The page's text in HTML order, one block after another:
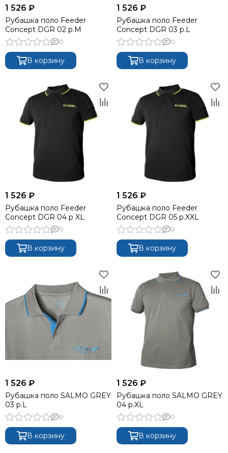
1 526 ₽
Рубашка поло Feeder
Concept DGR 02 р.M
0
В корзину
1 526 ₽
Рубашка поло Feeder
Concept DGR 03 р.L
0
В корзину
1 526 ₽
Рубашка поло Feeder
Concept DGR 04 р XL
0
В корзину
1 526 ₽
Рубашка поло Feeder
Concept DGR 05 р.XXL
0
В корзину
1 526 ₽
Рубашка поло SALMO GREY
03 р.L
0
В корзину
1 526 ₽
Рубашка поло SALMO GREY
04 р.XL
0
В корзину